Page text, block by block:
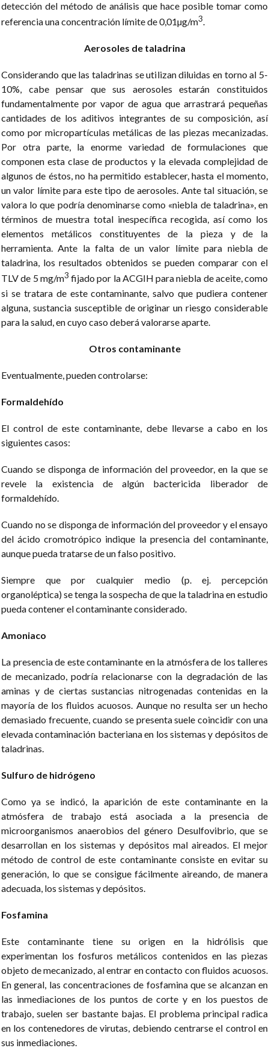
detección del método de análisis que hace posible tomar como
referencia una concentración límite de 0,01µg/m3.
Aerosoles de taladrina
Considerando que las taladrinas se utilizan diluidas en torno al 5-
10%, cabe pensar que sus aerosoles estarán constituidos
fundamentalmente por vapor de agua que arrastrará pequeñas
cantidades de los aditivos integrantes de su composición, así
como por micropartículas metálicas de las piezas mecanizadas.
Por otra parte, la enorme variedad de formulaciones que
componen esta clase de productos y la elevada complejidad de
algunos de éstos, no ha permitido establecer, hasta el momento,
un valor límite para este tipo de aerosoles. Ante tal situación, se
valora lo que podría denominarse como «niebla de taladrina», en
términos de muestra total inespecífica recogida, así como los
elementos metálicos constituyentes de la pieza y de la
herramienta. Ante la falta de un valor límite para niebla de
taladrina, los resultados obtenidos se pueden comparar con el
TLV de 5 mg/m3 fijado por la ACGIH para niebla de aceite, como
si se tratara de este contaminante, salvo que pudiera contener
alguna, sustancia susceptible de originar un riesgo considerable
para la salud, en cuyo caso deberá valorarse aparte.
Otros contaminante
Eventualmente, pueden controlarse:
Formaldehído
El control de este contaminante, debe llevarse a cabo en los
siguientes casos:
Cuando se disponga de información del proveedor, en la que se
revele la existencia de algún bactericida liberador de
formaldehído.
Cuando no se disponga de información del proveedor y el ensayo
del ácido cromotrópico indique la presencia del contaminante,
aunque pueda tratarse de un falso positivo.
Siempre que por cualquier medio (p. ej. percepción
organoléptica) se tenga la sospecha de que la taladrina en estudio
pueda contener el contaminante considerado.
Amoniaco
La presencia de este contaminante en la atmósfera de los talleres
de mecanizado, podría relacionarse con la degradación de las
aminas y de ciertas sustancias nitrogenadas contenidas en la
mayoría de los fluidos acuosos. Aunque no resulta ser un hecho
demasiado frecuente, cuando se presenta suele coincidir con una
elevada contaminación bacteriana en los sistemas y depósitos de
taladrinas.
Sulfuro de hidrógeno
Como ya se indicó, la aparición de este contaminante en la
atmósfera de trabajo está asociada a la presencia de
microorganismos anaerobios del género Desulfovibrio, que se
desarrollan en los sistemas y depósitos mal aireados. El mejor
método de control de este contaminante consiste en evitar su
generación, lo que se consigue fácilmente aireando, de manera
adecuada, los sistemas y depósitos.
Fosfamina
Este contaminante tiene su origen en la hidrólisis que
experimentan los fosfuros metálicos contenidos en las piezas
objeto de mecanizado, al entrar en contacto con fluidos acuosos.
En general, las concentraciones de fosfamina que se alcanzan en
las inmediaciones de los puntos de corte y en los puestos de
trabajo, suelen ser bastante bajas. El problema principal radica
en los contenedores de virutas, debiendo centrarse el control en
sus inmediaciones.